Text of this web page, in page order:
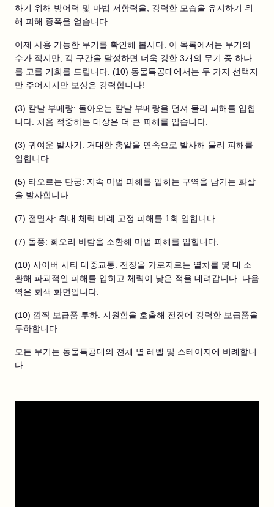
하기 위해 방어력 및 마법 저항력을, 강력한 모습을 유지하기 위
해 피해 증폭을 얻습니다.
이제 사용 가능한 무기를 확인해 봅시다. 이 목록에서는 무기의
수가 적지만, 각 구간을 달성하면 더욱 강한 3개의 무기 중 하나
를 고를 기회를 드립니다. (10) 동물특공대에서는 두 가지 선택지
만 주어지지만 보상은 강력합니다!
(3) 칼날 부메랑: 돌아오는 칼날 부메랑을 던져 물리 피해를 입힙
니다. 처음 적중하는 대상은 더 큰 피해를 입습니다.
(3) 귀여운 발사기: 거대한 총알을 연속으로 발사해 물리 피해를
입힙니다.
(5) 타오르는 단궁: 지속 마법 피해를 입히는 구역을 남기는 화살
을 발사합니다.
(7) 절멸자: 최대 체력 비례 고정 피해를 1회 입힙니다.
(7) 돌풍: 회오리 바람을 소환해 마법 피해를 입힙니다.
(10) 사이버 시티 대중교통: 전장을 가로지르는 열차를 몇 대 소
환해 파괴적인 피해를 입히고 체력이 낮은 적을 데려갑니다. 다음
역은 회색 화면입니다.
(10) 깜짝 보급품 투하: 지원함을 호출해 전장에 강력한 보급품을
투하합니다.
모든 무기는 동물특공대의 전체 별 레벨 및 스테이지에 비례합니
다.